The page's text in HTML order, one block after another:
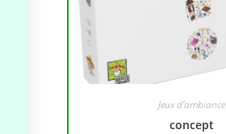
Jeux d'ambiance
concept